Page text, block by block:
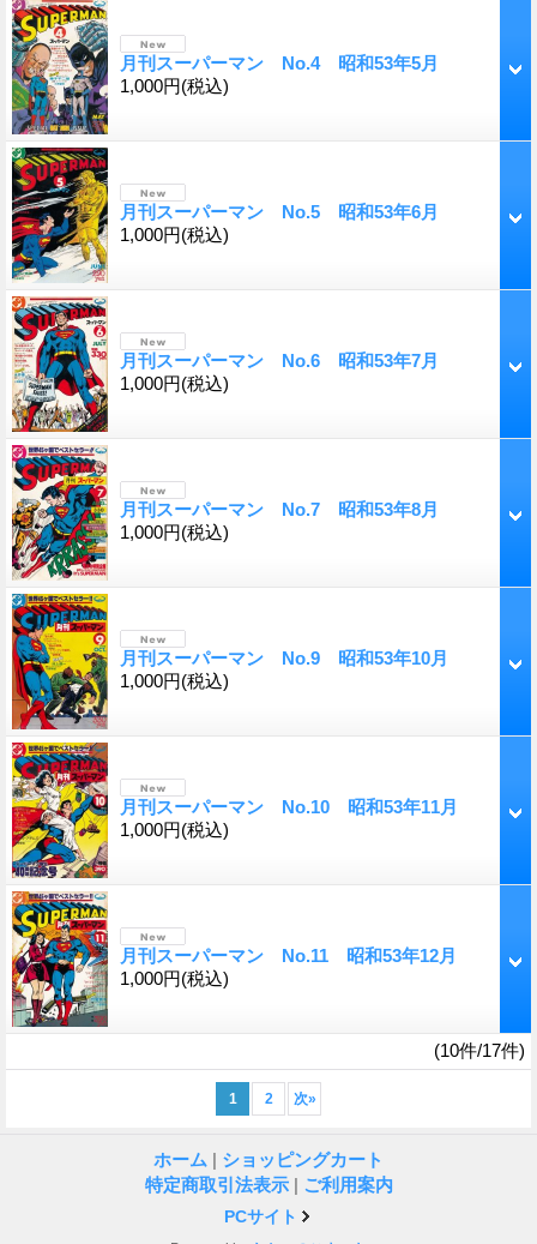
月刊スーパーマン No.4 昭和53年5月
1,000円(税込)
月刊スーパーマン No.5 昭和53年6月
1,000円(税込)
月刊スーパーマン No.6 昭和53年7月
1,000円(税込)
月刊スーパーマン No.7 昭和53年8月
1,000円(税込)
月刊スーパーマン No.9 昭和53年10月
1,000円(税込)
月刊スーパーマン No.10 昭和53年11月
1,000円(税込)
月刊スーパーマン No.11 昭和53年12月
1,000円(税込)
(10件/17件)
1 2 次»
ホーム | ショッピングカート
特定商取引法表示 | ご利用案内
PCサイト